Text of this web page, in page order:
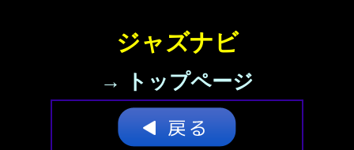
ジャズナビ
→ トップページ